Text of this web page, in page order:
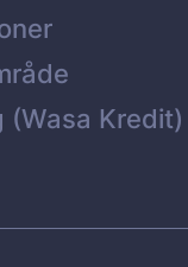
(Wasa Kredit)